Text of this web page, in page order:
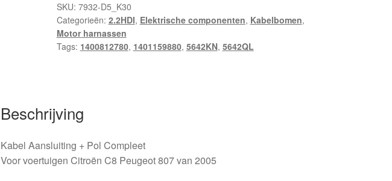
SKU: 7932-D5_K30
Categorieën: 2.2HDI, Elektrische componenten, Kabelbomen,
Motor harnassen
Tags: 1400812780, 1401159880, 5642KN, 5642QL
Beschrijving
Kabel Aansluiting + Pol Compleet
Voor voertuigen Citroën C8 Peugeot 807 van 2005